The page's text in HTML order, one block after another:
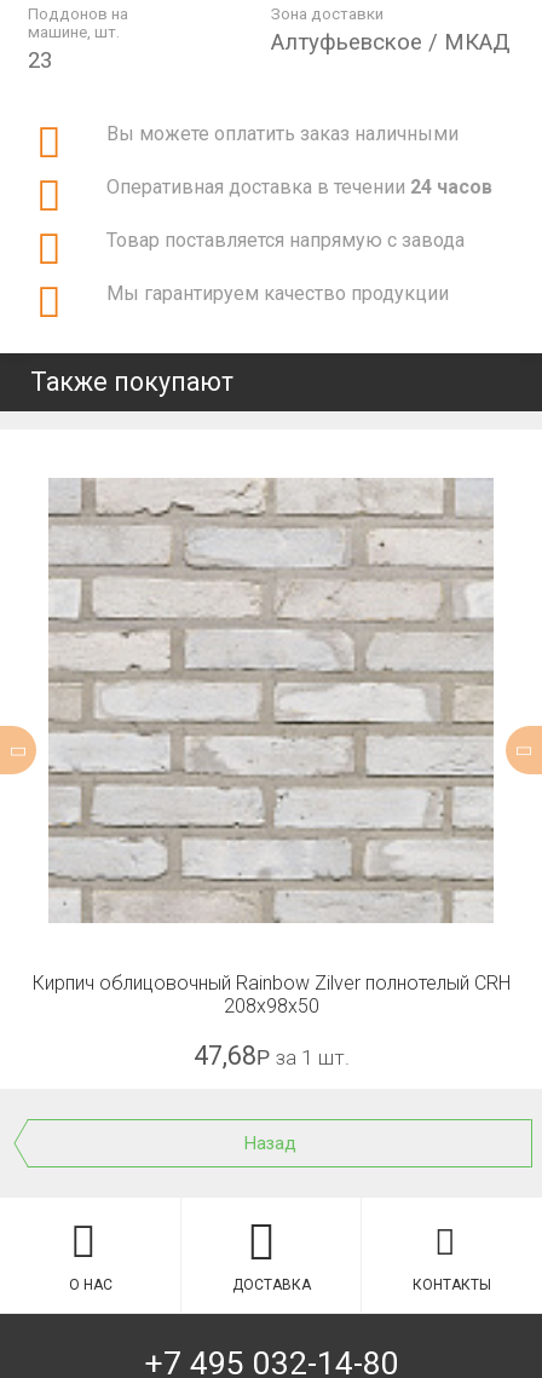
Поддонов на
машине, шт.
23
Зона доставки
Алтуфьевское / МКАД
Вы можете оплатить заказ наличными
Оперативная доставка в течении 24 часов
Товар поставляется напрямую с завода
Мы гарантируем качество продукции
Также покупают
Кирпич облицовочный Rainbow Zilver полнотелый CRH
208x98x50
47,68Р за 1 шт.
Назад
О НАС ДОСТАВКА КОНТАКТЫ
+7 495 032-14-80